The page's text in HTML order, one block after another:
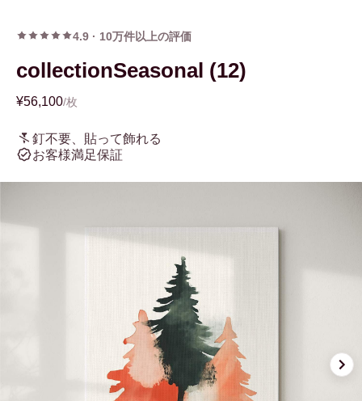
4.9 · 10万件以上の評価
collectionSeasonal (12)
¥56,100/枚
釘不要、貼って飾れる
お客様満足保証